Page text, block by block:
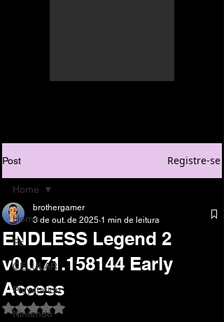
Post Registre-se
Home
Pc
CELULAR
Playstation
Nintendo
Home
ENDLESS Legend 2
v0.0.71.158144 Early
Access
brothergamer
3 de out. de 2025 1 min de leitura
Avaliado com NaN de 5 estrelas.